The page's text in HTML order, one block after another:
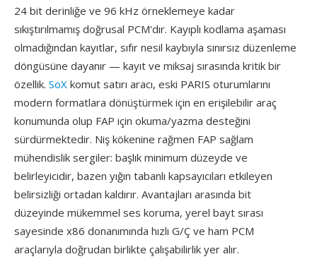
24 bit derinliğe ve 96 kHz örneklemeye kadar
sıkıştırılmamış doğrusal PCM'dır. Kayıplı kodlama aşaması
olmadığından kayıtlar, sıfır nesil kaybıyla sınırsız düzenleme
döngüsüne dayanır — kayıt ve miksaj sırasında kritik bir
özellik. SoX komut satırı aracı, eski PARIS oturumlarını
modern formatlara dönüştürmek için en erişilebilir araç
konumunda olup FAP için okuma/yazma desteğini
sürdürmektedir. Niş kökenine rağmen FAP sağlam
mühendislik sergiler: başlık minimum düzeyde ve
belirleyicidir, bazen yığın tabanlı kapsayıcıları etkileyen
belirsizliği ortadan kaldırır. Avantajları arasında bit
düzeyinde mükemmel ses koruma, yerel bayt sırası
sayesinde x86 donanımında hızlı G/Ç ve ham PCM
araçlarıyla doğrudan birlikte çalışabilirlik yer alır.